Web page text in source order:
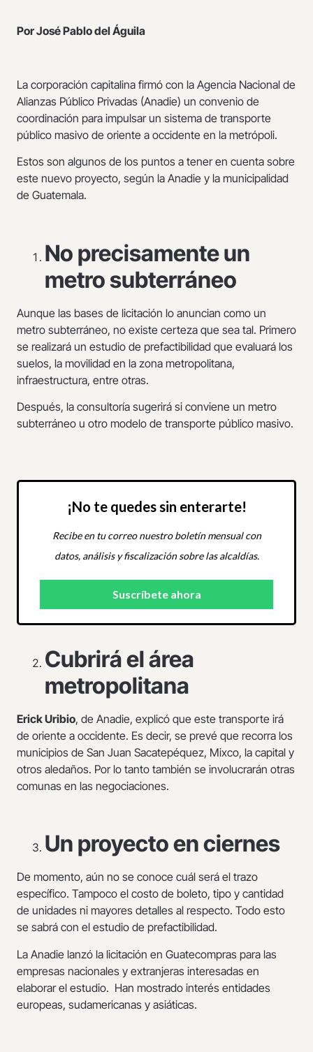
Por José Pablo del Águila
La corporación capitalina firmó con la Agencia Nacional de
Alianzas Público Privadas (Anadie) un convenio de
coordinación para impulsar un sistema de transporte
público masivo de oriente a occidente en la metrópoli.
Estos son algunos de los puntos a tener en cuenta sobre
este nuevo proyecto, según la Anadie y la municipalidad
de Guatemala.
No precisamente un
metro subterráneo
Aunque las bases de licitación lo anuncian como un
metro subterráneo, no existe certeza que sea tal. Primero
se realizará un estudio de prefactibilidad que evaluará los
suelos, la movilidad en la zona metropolitana,
infraestructura, entre otras.
Después, la consultoría sugerirá si conviene un metro
subterráneo u otro modelo de transporte público masivo.
¡No te quedes sin enterarte!
Recibe en tu correo nuestro boletín mensual con
datos, análisis y fiscalización sobre las alcaldías.
Cubrirá el área
metropolitana
Erick Uribio, de Anadie, explicó que este transporte irá
de oriente a occidente. Es decir, se prevé que recorra los
municipios de San Juan Sacatepéquez, Mixco, la capital y
otros aledaños. Por lo tanto también se involucrarán otras
comunas en las negociaciones.
Un proyecto en ciernes
De momento, aún no se conoce cuál será el trazo
específico. Tampoco el costo de boleto, tipo y cantidad
de unidades ni mayores detalles al respecto. Todo esto
se sabrá con el estudio de prefactibilidad.
La Anadie lanzó la licitación en Guatecompras para las
empresas nacionales y extranjeras interesadas en
elaborar el estudio. Han mostrado interés entidades
europeas, sudamericanas y asiáticas.